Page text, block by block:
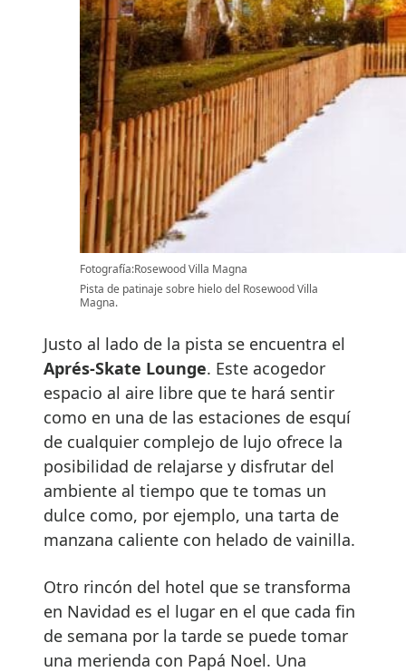
Fotografía:Rosewood Villa Magna
Pista de patinaje sobre hielo del Rosewood Villa
Magna.
Justo al lado de la pista se encuentra el
Aprés-Skate Lounge. Este acogedor
espacio al aire libre que te hará sentir
como en una de las estaciones de esquí
de cualquier complejo de lujo ofrece la
posibilidad de relajarse y disfrutar del
ambiente al tiempo que te tomas un
dulce como, por ejemplo, una tarta de
manzana caliente con helado de vainilla.
Otro rincón del hotel que se transforma
en Navidad es el lugar en el que cada fin
de semana por la tarde se puede tomar
una merienda con Papá Noel. Una